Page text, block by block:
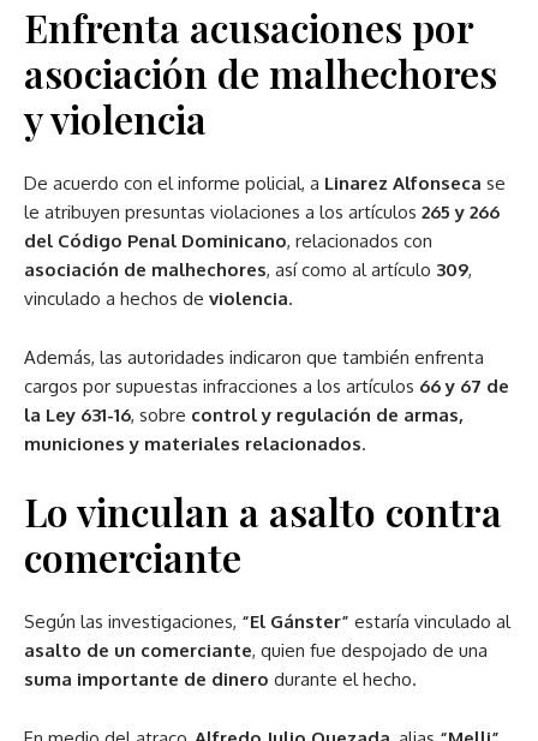
Enfrenta acusaciones por
asociación de malhechores
y violencia
De acuerdo con el informe policial, a Linarez Alfonseca se
le atribuyen presuntas violaciones a los artículos 265 y 266
del Código Penal Dominicano, relacionados con
asociación de malhechores, así como al artículo 309,
vinculado a hechos de violencia.
Además, las autoridades indicaron que también enfrenta
cargos por supuestas infracciones a los artículos 66 y 67 de
la Ley 631-16, sobre control y regulación de armas,
municiones y materiales relacionados.
Lo vinculan a asalto contra
comerciante
Según las investigaciones, “El Gánster” estaría vinculado al
asalto de un comerciante, quien fue despojado de una
suma importante de dinero durante el hecho.